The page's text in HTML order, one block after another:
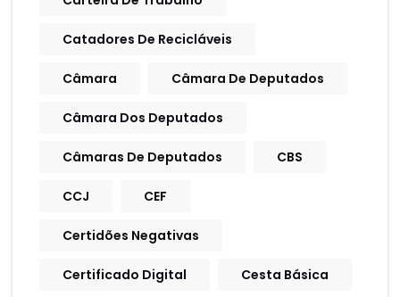
Catadores De Recicláveis
Câmara Câmara De Deputados
Câmara Dos Deputados
Câmaras De Deputados CBS
CCJ CEF
Certidões Negativas
Certificado Digital Cesta Básica